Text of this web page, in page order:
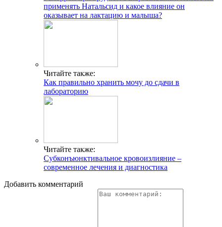
применять Натальсид и какое влияние он
оказывает на лактацию и малыша?
Читайте также:
Как правильно хранить мочу до сдачи в
лабораторию
Читайте также:
Субконъюнктивальное кровоизлияние –
современное лечения и диагностика
Добавить комментарий